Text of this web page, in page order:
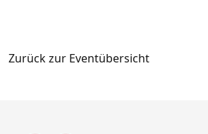
Zurück zur Eventübersicht